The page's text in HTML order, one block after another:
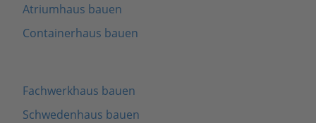
Atriumhaus bauen
Containerhaus bauen
Fachwerkhaus bauen
Schwedenhaus bauen